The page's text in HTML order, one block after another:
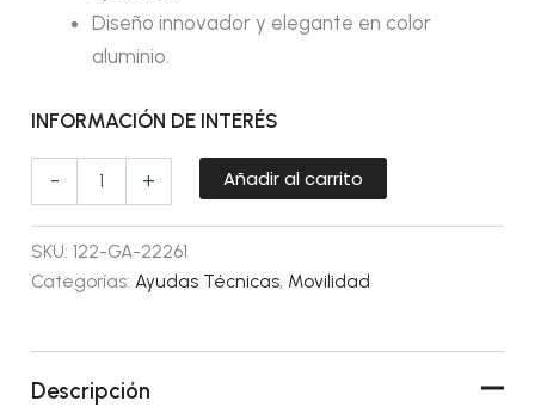
Diseño innovador y elegante en color
aluminio.
INFORMACIÓN DE INTERÉS
- + Añadir al carrito
SKU: 122-GA-22261
Categorías: Ayudas Técnicas, Movilidad
Descripción